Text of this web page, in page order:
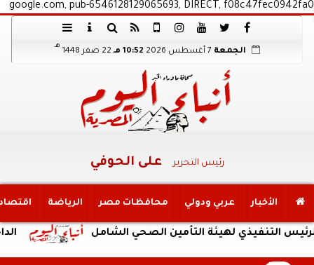
google.com, pub-6546128129065693, DIRECT, f08c47fec0942fa0
الجمعة 10:52 مـ 22 صفر 1448
هـ
رئيس التحرير على الحوفي
الأخبار عربي ودولي محافظات مصر الرياضة
الداخلية: لهيئة التأمين الصحي الشامل